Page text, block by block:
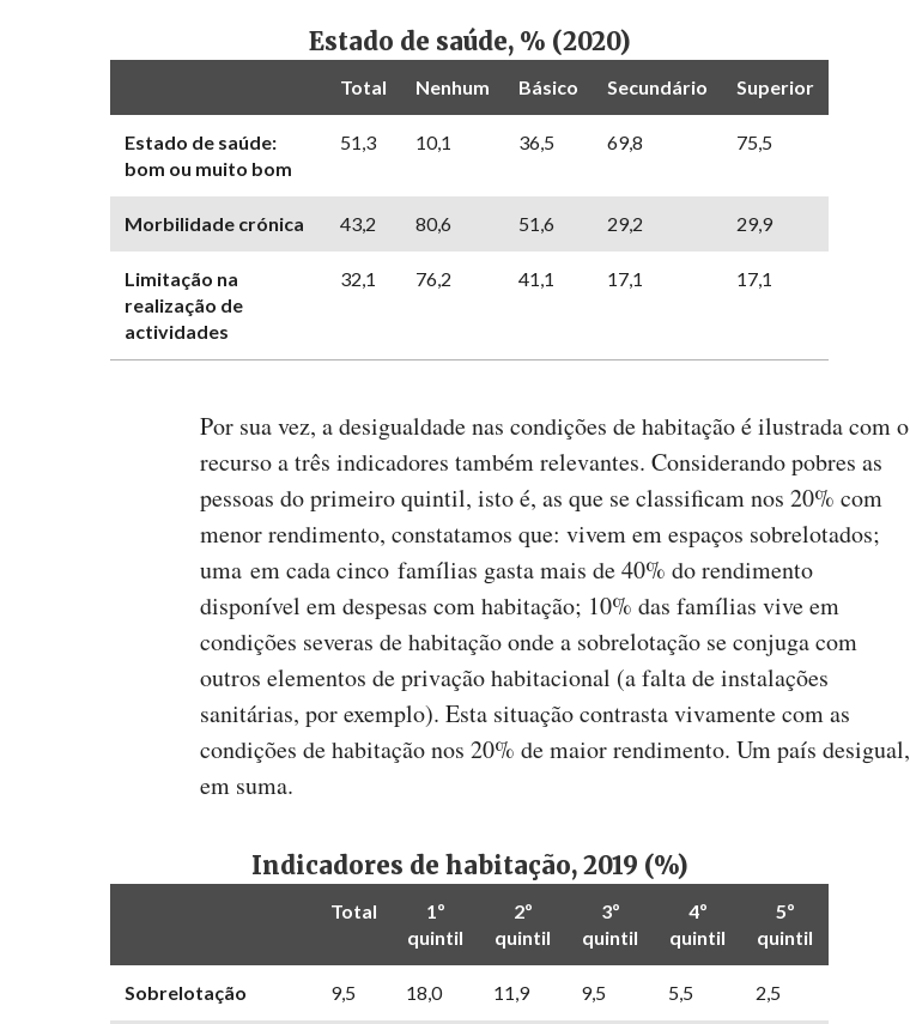
Estado de saúde, % (2020)
Total Nenhum Básico Secundário Superior
Estado de saúde:
bom ou muito bom
51,3 10,1 36,5 69,8 75,5
Morbilidade crónica 43,2 80,6 51,6 29,2 29,9
Limitação na
realização de
actividades
32,1 76,2 41,1 17,1 17,1
Por sua vez, a desigualdade nas condições de habitação é ilustrada com o
recurso a três indicadores também relevantes. Considerando pobres as
pessoas do primeiro quintil, isto é, as que se classificam nos 20% com
menor rendimento, constatamos que: vivem em espaços sobrelotados;
uma em cada cinco famílias gasta mais de 40% do rendimento
disponível em despesas com habitação; 10% das famílias vive em
condições severas de habitação onde a sobrelotação se conjuga com
outros elementos de privação habitacional (a falta de instalações
sanitárias, por exemplo). Esta situação contrasta vivamente com as
condições de habitação nos 20% de maior rendimento. Um país desigual,
em suma.
Indicadores de habitação, 2019 (%)
Total
1º
quintil
2º
quintil
3º
quintil
4º
quintil
5º
quintil
Sobrelotação 9,5 18,0 11,9 9,5 5,5 2,5